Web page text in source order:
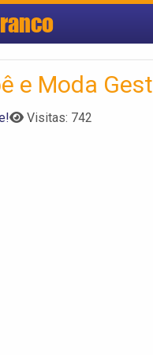
e Moda
Visitas: 742